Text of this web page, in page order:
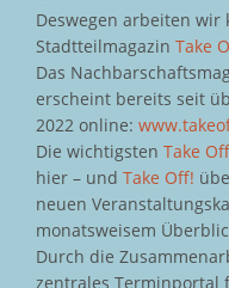
Deswegen arbeiten
Stadtteilmagazin Take
Das
erscheint bereits seit
2022 online:
Die wichtigsten Take
hier – und Take Off!
neuen
monatsweisem
Durch die
zentrales Terminportal